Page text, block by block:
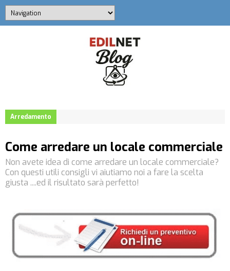
Arredamento
Come arredare un locale commerciale
Non avete idea di come arredare un locale commerciale?
Con questi utili consigli vi aiutiamo noi a fare la scelta
giusta ....ed il risultato sarà perfetto!